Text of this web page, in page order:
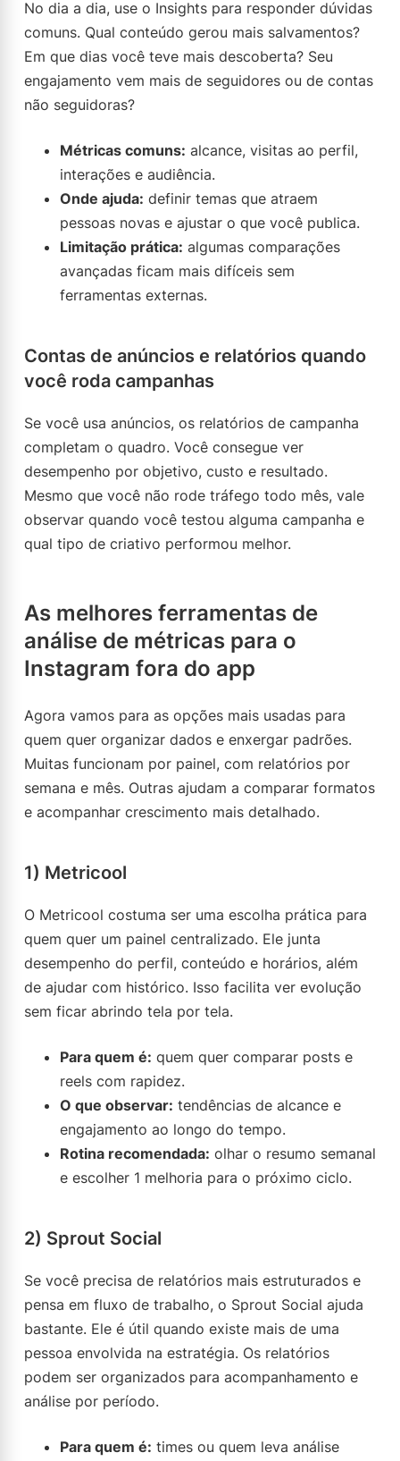
No dia a dia, use o Insights para responder dúvidas
comuns. Qual conteúdo gerou mais salvamentos?
Em que dias você teve mais descoberta? Seu
engajamento vem mais de seguidores ou de contas
não seguidoras?
Métricas comuns: alcance, visitas ao perfil,
interações e audiência.
Onde ajuda: definir temas que atraem
pessoas novas e ajustar o que você publica.
Limitação prática: algumas comparações
avançadas ficam mais difíceis sem
ferramentas externas.
Contas de anúncios e relatórios quando
você roda campanhas
Se você usa anúncios, os relatórios de campanha
completam o quadro. Você consegue ver
desempenho por objetivo, custo e resultado.
Mesmo que você não rode tráfego todo mês, vale
observar quando você testou alguma campanha e
qual tipo de criativo performou melhor.
As melhores ferramentas de
análise de métricas para o
Instagram fora do app
Agora vamos para as opções mais usadas para
quem quer organizar dados e enxergar padrões.
Muitas funcionam por painel, com relatórios por
semana e mês. Outras ajudam a comparar formatos
e acompanhar crescimento mais detalhado.
1) Metricool
O Metricool costuma ser uma escolha prática para
quem quer um painel centralizado. Ele junta
desempenho do perfil, conteúdo e horários, além
de ajudar com histórico. Isso facilita ver evolução
sem ficar abrindo tela por tela.
Para quem é: quem quer comparar posts e
reels com rapidez.
O que observar: tendências de alcance e
engajamento ao longo do tempo.
Rotina recomendada: olhar o resumo semanal
e escolher 1 melhoria para o próximo ciclo.
2) Sprout Social
Se você precisa de relatórios mais estruturados e
pensa em fluxo de trabalho, o Sprout Social ajuda
bastante. Ele é útil quando existe mais de uma
pessoa envolvida na estratégia. Os relatórios
podem ser organizados para acompanhamento e
análise por período.
Para quem é: times ou quem leva análise